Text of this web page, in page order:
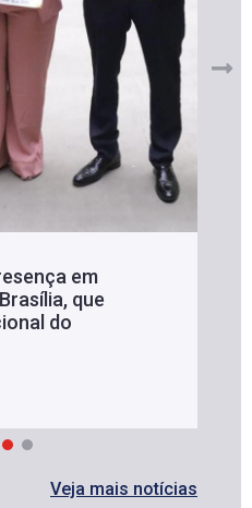
em
que
do
Veja mais notícias